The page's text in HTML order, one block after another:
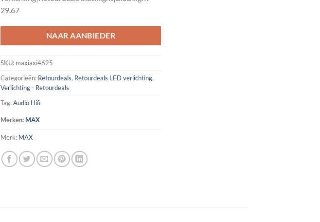
29.67
NAAR AANBIEDER
SKU: maxiaxi4625
Categorieën: Retourdeals, Retourdeals LED verlichting,
Verlichting - Retourdeals
Tag:Audio Hifi
Merken: MAX
Merk: MAX